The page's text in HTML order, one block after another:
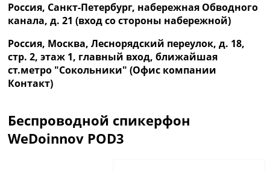
Россия, Санкт-Петербург, набережная Обводного
канала, д. 21 (вход со стороны набережной)
Россия, Москва, Леснорядский переулок, д. 18,
стр. 2, этаж 1, главный вход, ближайшая
ст.метро "Сокольники" (Офис компании
Контакт)
Беспроводной спикерфон
WeDoinnov POD3